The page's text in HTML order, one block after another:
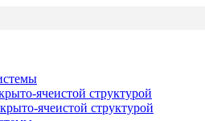
ячеистой структурой
ячеистой структурой